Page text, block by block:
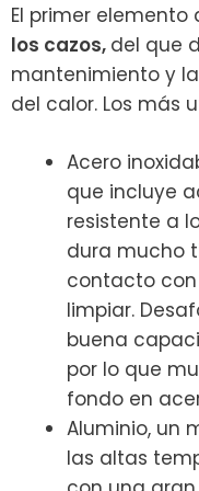
El primer elemento
los cazos, del que
mantenimiento y
del calor. Los más
Acero
que incluye
resistente a
dura mucho
contacto
limpiar.
buena
por lo que
fondo en
Aluminio, un
las altas